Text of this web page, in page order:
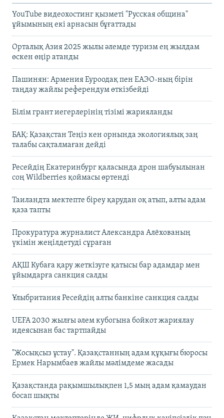
YouTube видеохостинг қызметі "Русская община"
ұйымының екі арнасын бұғаттады
Орталық Азия 2025 жылы әлемде туризм ең жылдам
өскен өңір атанды
Пашинян: Армения Еуроодақ пен ЕАЭО-ның бірін
таңдау жайлы референдум өткізбейді
Білім грант иегерлерінің тізімі жарияланды
БАҚ: Қазақстан Теңіз кен орнында экологиялық заң
талабы сақталмаған дейді
Ресейдің Екатеринбург қаласында дрон шабуылынан
соң Wildberries қоймасы өртенді
Таиландта мектепте біреу қарудан оқ атып, алты адам
қаза тапты
Прокуратура журналист Александра Алёхованың
үкімін жеңілдетуді сұраған
АҚШ Кубаға қару жеткізуге қатысы бар адамдар мен
ұйымдарға санкция салды
Ұлыбритания Ресейдің алты банкіне санкция салды
UEFA 2030 жылғы әлем кубогына бойкот жариялау
идеясынан бас тартпайды
"Жосықсыз ұстау". Қазақстанның адам құқығы бюросы
Ермек Нарымбаев жайлы мәлімдеме жасады
Қазақстанда рақымшылықпен 1,5 мың адам қамаудан
босап шықты